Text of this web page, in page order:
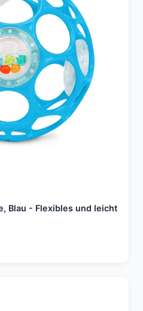
Blau - Flexibles und leicht